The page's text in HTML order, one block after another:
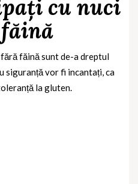
cu nuci
făină sunt de-a dreptul
siguranță vor fi incantați, ca
la gluten.